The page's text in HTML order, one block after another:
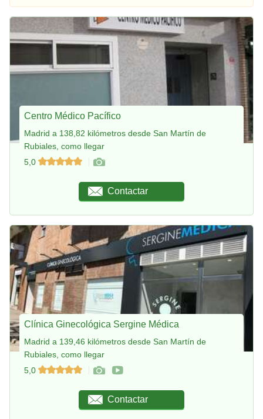
Centro Médico Pacífico
Madrid a 138,82 kilómetros desde San Martín de
Rubiales, como llegar
5,0
Contactar
Clínica Ginecológica Sergine Médica
Madrid a 139,46 kilómetros desde San Martín de
Rubiales, como llegar
5,0
Contactar